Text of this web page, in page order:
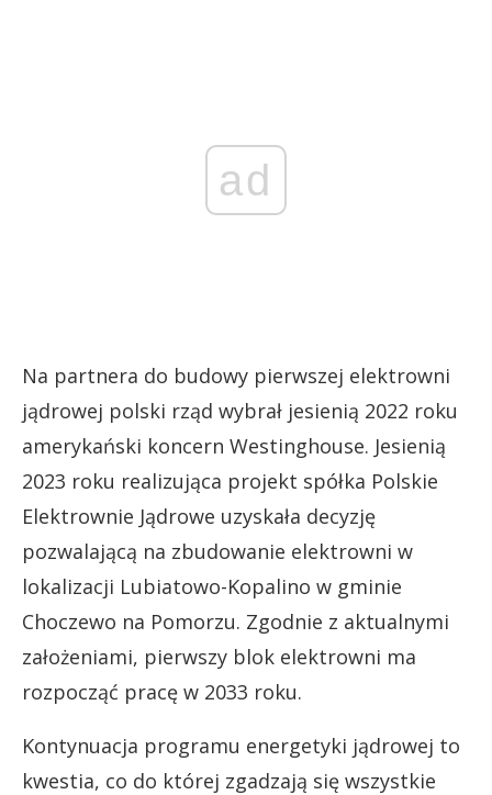
ad
Na partnera do budowy pierwszej elektrowni
jądrowej polski rząd wybrał jesienią 2022 roku
amerykański koncern Westinghouse. Jesienią
2023 roku realizująca projekt spółka Polskie
Elektrownie Jądrowe uzyskała decyzję
pozwalającą na zbudowanie elektrowni w
lokalizacji Lubiatowo-Kopalino w gminie
Choczewo na Pomorzu. Zgodnie z aktualnymi
założeniami, pierwszy blok elektrowni ma
rozpocząć pracę w 2033 roku.
Kontynuacja programu energetyki jądrowej to
kwestia, co do której zgadzają się wszystkie